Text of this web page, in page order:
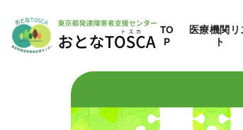
TO
P
医療機関リ
ト